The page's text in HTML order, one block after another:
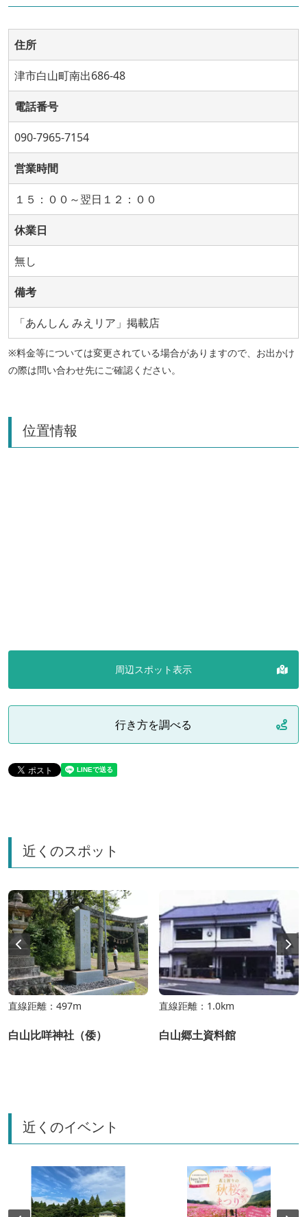
住所
津市白山町南出686-48
電話番号
090-7965-7154
営業時間
１５：００～翌日１２：００
休業日
無し
備考
「あんしん みえリア」掲載店
※料金等については変更されている場合がありますので、お出かけ
の際は問い合わせ先にご確認ください。
位置情報
周辺スポット表示
行き方を調べる
近くのスポット
直線距離：497m
白山比咩神社（倭）
直線距離：1.0km
白山郷土資料館
近くのイベント